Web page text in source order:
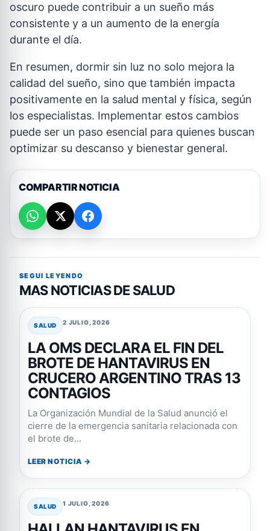
oscuro puede contribuir a un sueño más
consistente y a un aumento de la energía
durante el día.
En resumen, dormir sin luz no solo mejora la
calidad del sueño, sino que también impacta
positivamente en la salud mental y física, según
los especialistas. Implementar estos cambios
puede ser un paso esencial para quienes buscan
optimizar su descanso y bienestar general.
COMPARTIR NOTICIA
SEGUI LEYENDO
MAS NOTICIAS DE SALUD
SALUD 2 JULIO, 2026
LA OMS DECLARA EL FIN DEL
BROTE DE HANTAVIRUS EN
CRUCERO ARGENTINO TRAS 13
CONTAGIOS
La Organización Mundial de la Salud anunció el
cierre de la emergencia sanitaria relacionada con
el brote de...
LEER NOTICIA →
SALUD 1 JULIO, 2026